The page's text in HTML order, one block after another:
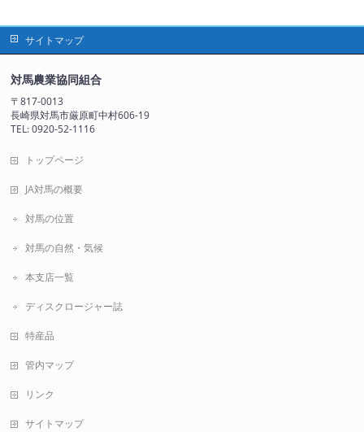
サイトマップ
対馬農業協同組合
〒817-0013
長崎県対馬市厳原町中村606-19
TEL: 0920-52-1116
トップページ
JA対馬の概要
対馬の位置
対馬の自然・気候
本支店一覧
ディスクロージャー誌
特産品
管内マップ
リンク
サイトマップ